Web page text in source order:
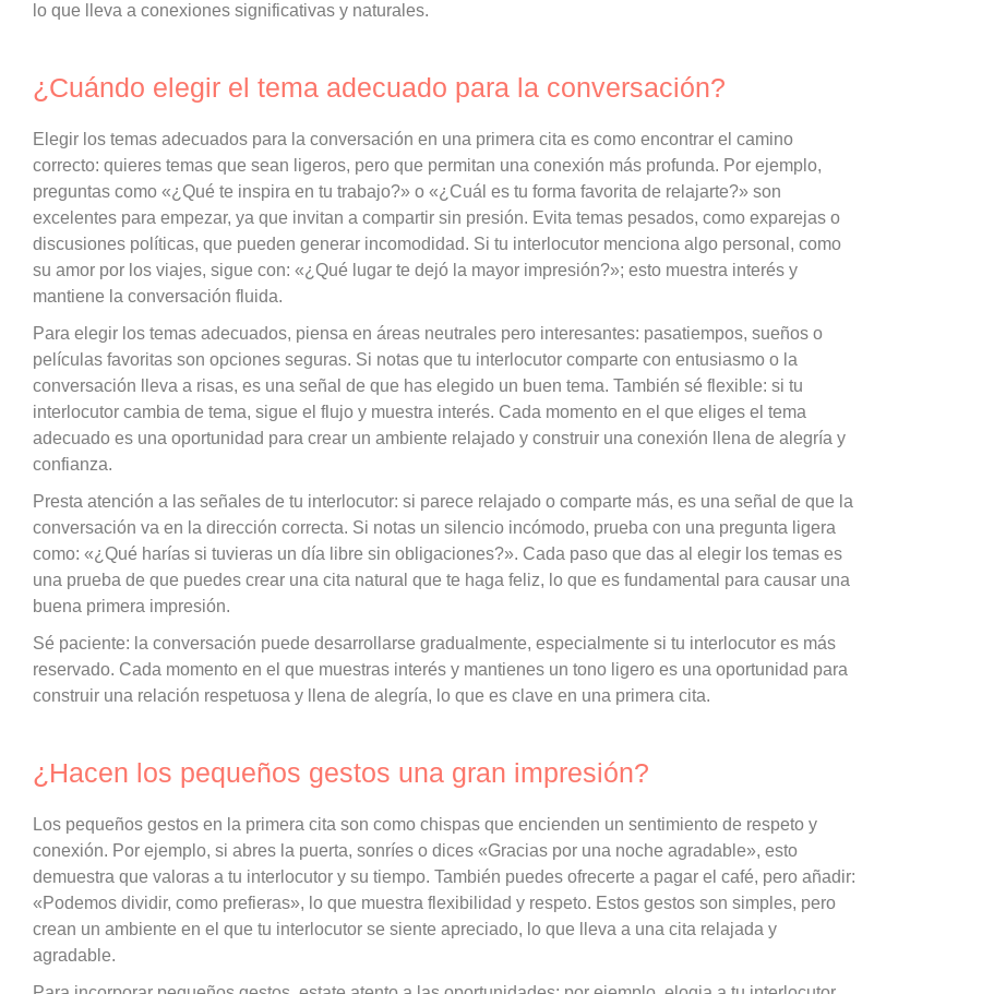
lo que lleva a conexiones significativas y naturales.
¿Cuándo elegir el tema adecuado para la conversación?
Elegir los temas adecuados para la conversación en una primera cita es como encontrar el camino
correcto: quieres temas que sean ligeros, pero que permitan una conexión más profunda. Por ejemplo,
preguntas como «¿Qué te inspira en tu trabajo?» o «¿Cuál es tu forma favorita de relajarte?» son
excelentes para empezar, ya que invitan a compartir sin presión. Evita temas pesados, como exparejas o
discusiones políticas, que pueden generar incomodidad. Si tu interlocutor menciona algo personal, como
su amor por los viajes, sigue con: «¿Qué lugar te dejó la mayor impresión?»; esto muestra interés y
mantiene la conversación fluida.
Para elegir los temas adecuados, piensa en áreas neutrales pero interesantes: pasatiempos, sueños o
películas favoritas son opciones seguras. Si notas que tu interlocutor comparte con entusiasmo o la
conversación lleva a risas, es una señal de que has elegido un buen tema. También sé flexible: si tu
interlocutor cambia de tema, sigue el flujo y muestra interés. Cada momento en el que eliges el tema
adecuado es una oportunidad para crear un ambiente relajado y construir una conexión llena de alegría y
confianza.
Presta atención a las señales de tu interlocutor: si parece relajado o comparte más, es una señal de que la
conversación va en la dirección correcta. Si notas un silencio incómodo, prueba con una pregunta ligera
como: «¿Qué harías si tuvieras un día libre sin obligaciones?». Cada paso que das al elegir los temas es
una prueba de que puedes crear una cita natural que te haga feliz, lo que es fundamental para causar una
buena primera impresión.
Sé paciente: la conversación puede desarrollarse gradualmente, especialmente si tu interlocutor es más
reservado. Cada momento en el que muestras interés y mantienes un tono ligero es una oportunidad para
construir una relación respetuosa y llena de alegría, lo que es clave en una primera cita.
¿Hacen los pequeños gestos una gran impresión?
Los pequeños gestos en la primera cita son como chispas que encienden un sentimiento de respeto y
conexión. Por ejemplo, si abres la puerta, sonríes o dices «Gracias por una noche agradable», esto
demuestra que valoras a tu interlocutor y su tiempo. También puedes ofrecerte a pagar el café, pero añadir:
«Podemos dividir, como prefieras», lo que muestra flexibilidad y respeto. Estos gestos son simples, pero
crean un ambiente en el que tu interlocutor se siente apreciado, lo que lleva a una cita relajada y
agradable.